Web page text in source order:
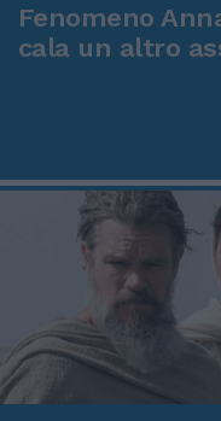
Fenomeno
cala un altro